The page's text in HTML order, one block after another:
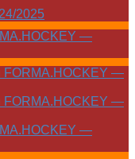
2025
—
FORMA.HOCKEY —
FORMA.HOCKEY —
—